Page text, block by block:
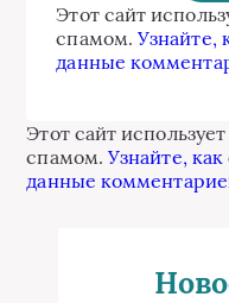
Этот сайт
спамом.Узнайте,
данные
Этот сайт
спамом.Узнайте,
данные